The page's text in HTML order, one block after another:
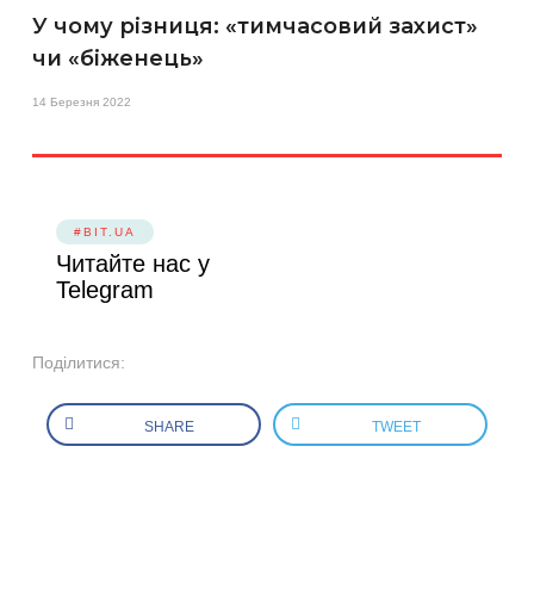
У чому різниця: «тимчасовий захист»
чи «біженець»
14 Березня 2022
#BIT.UA
Читайте нас у
Telegram
Поділитися:
SHARE TWEET